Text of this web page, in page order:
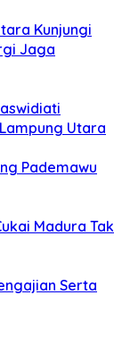
Kunjungi
Jaga
Utara
Pademawu
Madura Tak
Serta